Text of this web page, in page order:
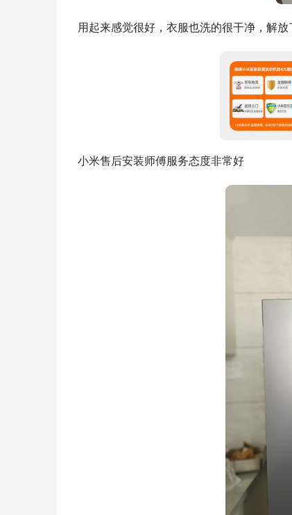
用起来感觉很好，衣服也洗的很干净，解放
小米售后安装师傅服务态度非常好